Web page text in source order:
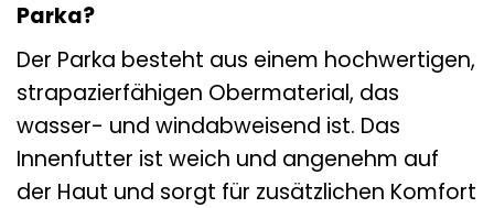
Parka?
Der Parka besteht aus einem hochwertigen,
strapazierfähigen Obermaterial, das
wasser- und windabweisend ist. Das
Innenfutter ist weich und angenehm auf
der Haut und sorgt für zusätzlichen Komfort